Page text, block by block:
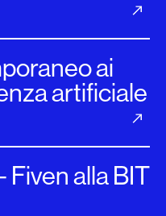
ai
artificiale
Fiven alla BIT